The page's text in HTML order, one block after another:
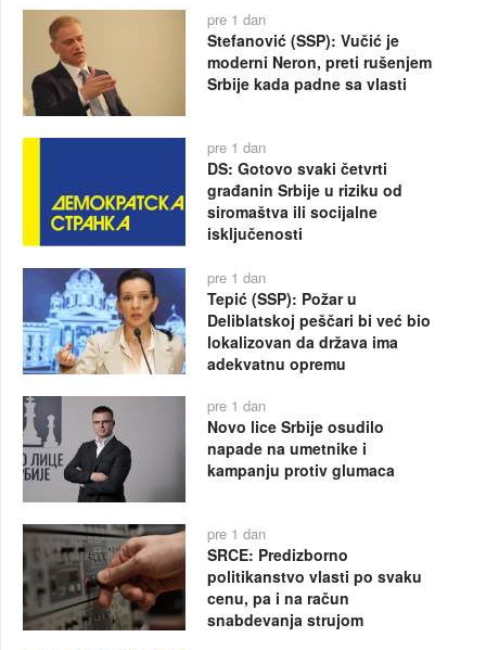
pre 1 dan
Stefanović (SSP): Vučić je
moderni Neron, preti rušenjem
Srbije kada padne sa vlasti
pre 1 dan
DS: Gotovo svaki četvrti
građanin Srbije u riziku od
siromaštva ili socijalne
isključenosti
pre 1 dan
Tepić (SSP): Požar u
Deliblatskoj peščari bi već bio
lokalizovan da država ima
adekvatnu opremu
pre 1 dan
Novo lice Srbije osudilo
napade na umetnike i
kampanju protiv glumaca
pre 1 dan
SRCE: Predizborno
politikanstvo vlasti po svaku
cenu, pa i na račun
snabdevanja strujom